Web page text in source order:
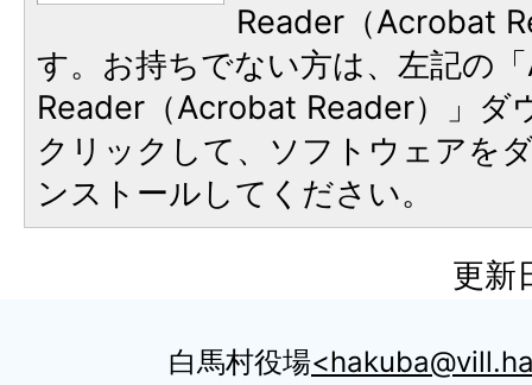
Reader（Acrobat
す。お持ちでない方は、左記の
Reader（Acrobat Reader）」ダ
クリックして、ソフトウェアを
ンストールしてください。
更新
白馬村役場